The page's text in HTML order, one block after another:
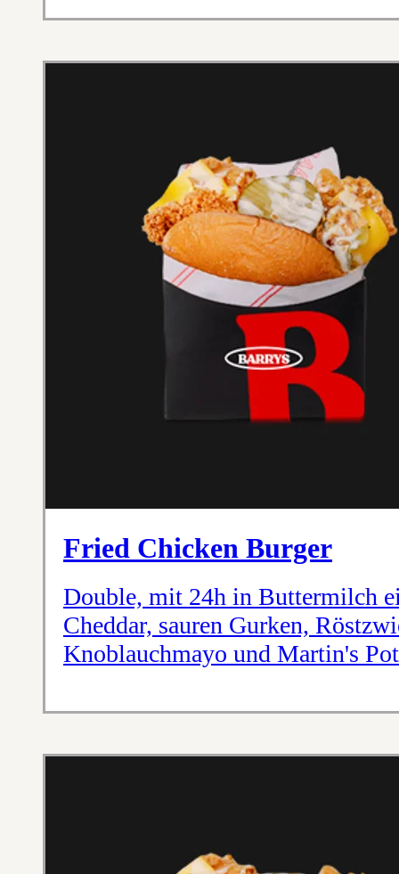
Fried Chicken Burger
Double, mit 24h in Buttermilch
Cheddar, sauren Gurken,
Knoblauchmayo und Martin's